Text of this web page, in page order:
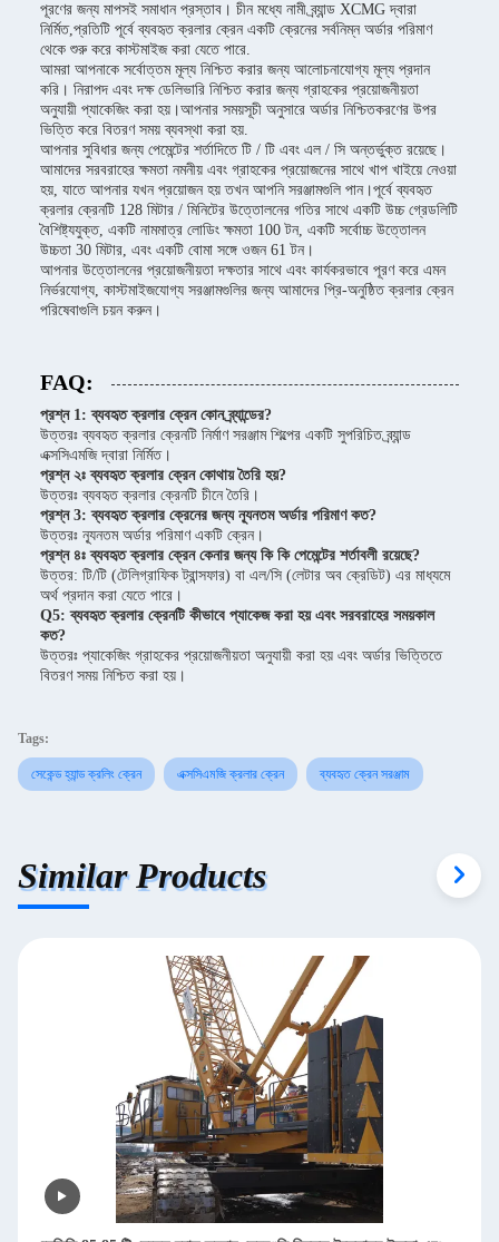
পূরণের জন্য মাপসই সমাধান প্রস্তাব। চীন মধ্যে নামী ব্র্যান্ড XCMG দ্বারা
নির্মিত,প্রতিটি পূর্বে ব্যবহৃত ক্রলার ক্রেন একটি ক্রেনের সর্বনিম্ন অর্ডার পরিমাণ
থেকে শুরু করে কাস্টমাইজ করা যেতে পারে.
আমরা আপনাকে সর্বোত্তম মূল্য নিশ্চিত করার জন্য আলোচনাযোগ্য মূল্য প্রদান
করি। নিরাপদ এবং দক্ষ ডেলিভারি নিশ্চিত করার জন্য গ্রাহকের প্রয়োজনীয়তা
অনুযায়ী প্যাকেজিং করা হয়।আপনার সময়সূচী অনুসারে অর্ডার নিশ্চিতকরণের উপর
ভিত্তি করে বিতরণ সময় ব্যবস্থা করা হয়.
আপনার সুবিধার জন্য পেমেন্টের শর্তাদিতে টি / টি এবং এল / সি অন্তর্ভুক্ত রয়েছে।
আমাদের সরবরাহের ক্ষমতা নমনীয় এবং গ্রাহকের প্রয়োজনের সাথে খাপ খাইয়ে নেওয়া
হয়, যাতে আপনার যখন প্রয়োজন হয় তখন আপনি সরঞ্জামগুলি পান।পূর্বে ব্যবহৃত
ক্রলার ক্রেনটি 128 মিটার / মিনিটের উত্তোলনের গতির সাথে একটি উচ্চ গ্রেডলিটি
বৈশিষ্ট্যযুক্ত, একটি নামমাত্র লোডিং ক্ষমতা 100 টন, একটি সর্বোচ্চ উত্তোলন
উচ্চতা 30 মিটার, এবং একটি বোমা সঙ্গে ওজন 61 টন।
আপনার উত্তোলনের প্রয়োজনীয়তা দক্ষতার সাথে এবং কার্যকরভাবে পূরণ করে এমন
নির্ভরযোগ্য, কাস্টমাইজযোগ্য সরঞ্জামগুলির জন্য আমাদের প্রি-অনুষ্ঠিত ক্রলার ক্রেন
পরিষেবাগুলি চয়ন করুন।
FAQ:
প্রশ্ন 1: ব্যবহৃত ক্রলার ক্রেন কোন ব্র্যান্ডের?
উত্তরঃ ব্যবহৃত ক্রলার ক্রেনটি নির্মাণ সরঞ্জাম শিল্পের একটি সুপরিচিত ব্র্যান্ড
এক্সসিএমজি দ্বারা নির্মিত।
প্রশ্ন ২ঃ ব্যবহৃত ক্রলার ক্রেন কোথায় তৈরি হয়?
উত্তরঃ ব্যবহৃত ক্রলার ক্রেনটি চীনে তৈরি।
প্রশ্ন 3: ব্যবহৃত ক্রলার ক্রেনের জন্য ন্যূনতম অর্ডার পরিমাণ কত?
উত্তরঃ ন্যূনতম অর্ডার পরিমাণ একটি ক্রেন।
প্রশ্ন ৪ঃ ব্যবহৃত ক্রলার ক্রেন কেনার জন্য কি কি পেমেন্টের শর্তাবলী রয়েছে?
উত্তর: টি/টি (টেলিগ্রাফিক ট্রান্সফার) বা এল/সি (লেটার অব ক্রেডিট) এর মাধ্যমে
অর্থ প্রদান করা যেতে পারে।
Q5: ব্যবহৃত ক্রলার ক্রেনটি কীভাবে প্যাকেজ করা হয় এবং সরবরাহের সময়কাল
কত?
উত্তরঃ প্যাকেজিং গ্রাহকের প্রয়োজনীয়তা অনুযায়ী করা হয় এবং অর্ডার ভিত্তিতে
বিতরণ সময় নিশ্চিত করা হয়।
Tags:
সেকেন্ড হ্যান্ড ক্রলিং ক্রেন এক্সসিএমজি ক্রলার ক্রেন ব্যবহৃত ক্রেন সরঞ্জাম
Similar Products